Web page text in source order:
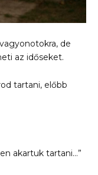
de
az időseket.
tartani, előbb
akartuk tartani…”